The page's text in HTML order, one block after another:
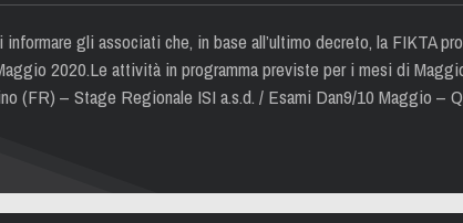
gli associati che, in base all’ultimo decreto, la FIKTA
2020.Le attività in programma previste per i mesi di
(FR) – Stage Regionale ISI a.s.d. / Esami Dan9/10 Maggio